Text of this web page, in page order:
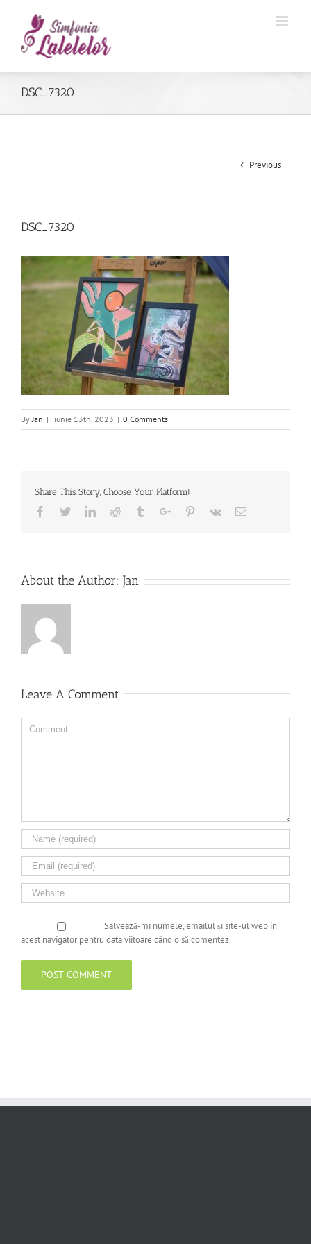
DSC_7320
Previous
DSC_7320
ByJan | iunie 13th, 2023 | 0 Comments
Share This Story, Choose Your Platform!
Facebook
TwitterLinkedinReddit TumblrGoogle+Pinterest
Vk Email
About the Author: Jan
Leave A Comment
Comment
Salvează-mi numele, emailul și site-ul web în
acest navigator pentru data viitoare când o să comentez.